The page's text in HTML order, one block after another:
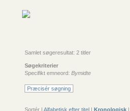
Samlet søgeresultat: 2 titler
Søgekriterier
Specifikt emneord: Bymidte
Præcisér søgning
Sortér | Alfabetisk efter titel | Kronologisk |